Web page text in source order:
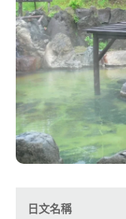
日文名稱